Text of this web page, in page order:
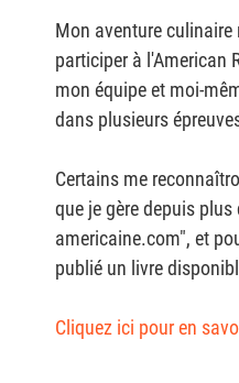
Mon aventure
participer à l'American
mon équipe et moi-
dans plusieurs
Certains me
que je gère depuis
americaine.com", et
publié un livre
Cliquez ici pour en